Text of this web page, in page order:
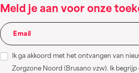
Meld je aan voor onze
Ik ga akkoord met het ontvangen van
Zorgzone Noord (Brusano vzw). Ik begrijp